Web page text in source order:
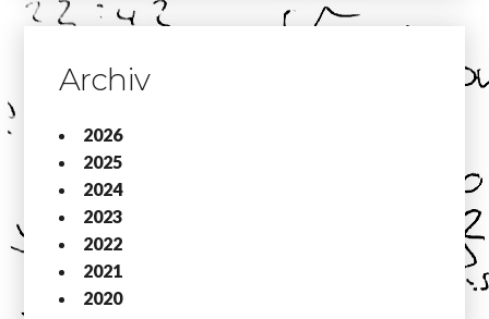
Archiv
2026
2025
2024
2023
2022
2021
2020